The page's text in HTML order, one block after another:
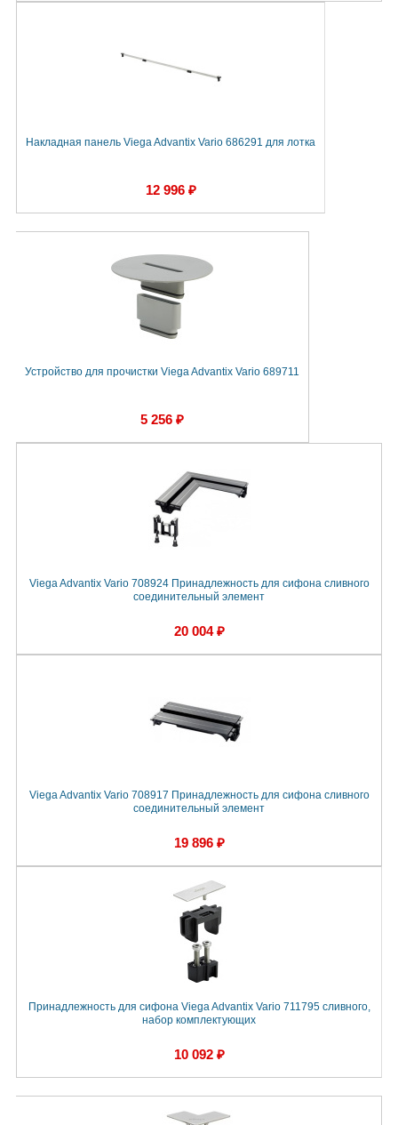
Накладная панель Viega Advantix Vario 686291 для лотка
12 996 ₽
Устройство для прочистки Viega Advantix Vario 689711
5 256 ₽
Viega Advantix Vario 708924 Принадлежность для сифона сливного
соединительный элемент
20 004 ₽
Viega Advantix Vario 708917 Принадлежность для сифона сливного
соединительный элемент
19 896 ₽
Принадлежность для сифона Viega Advantix Vario 711795 сливного,
набор комплектующих
10 092 ₽